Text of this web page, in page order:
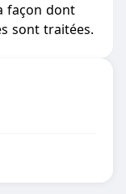
façon dont
sont traitées.